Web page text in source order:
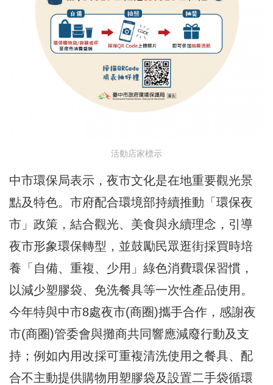
活動店家標示
中市環保局表示，夜市文化是在地重要觀光景
點及特色。市府配合環境部持續推動「環保夜
市」政策，結合觀光、美食與永續理念，引導
夜市形象環保轉型，並鼓勵民眾逛街採買時培
養「自備、重複、少用」綠色消費環保習慣，
以減少塑膠袋、免洗餐具等一次性產品使用。
今年特與中市8處夜市(商圈)攜手合作，感謝夜
市(商圈)管委會與攤商共同響應減廢行動及支
持；例如內用改採可重複清洗使用之餐具、配
合不主動提供購物用塑膠袋及設置二手袋循環